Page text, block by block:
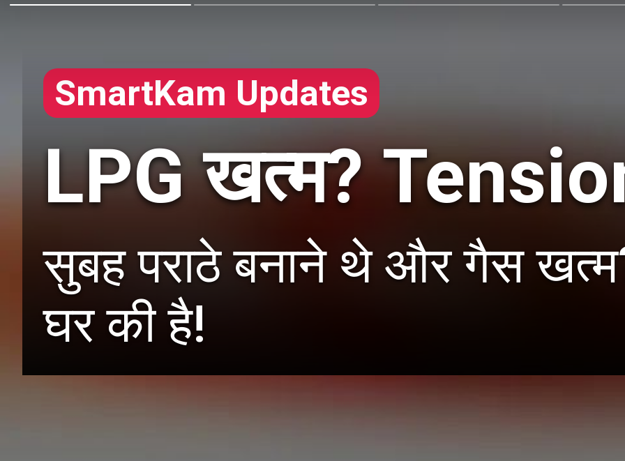
SmartKam Updates
LPG खत्म?
सुबह पराठे बनाने थे और गैस
घर की है!